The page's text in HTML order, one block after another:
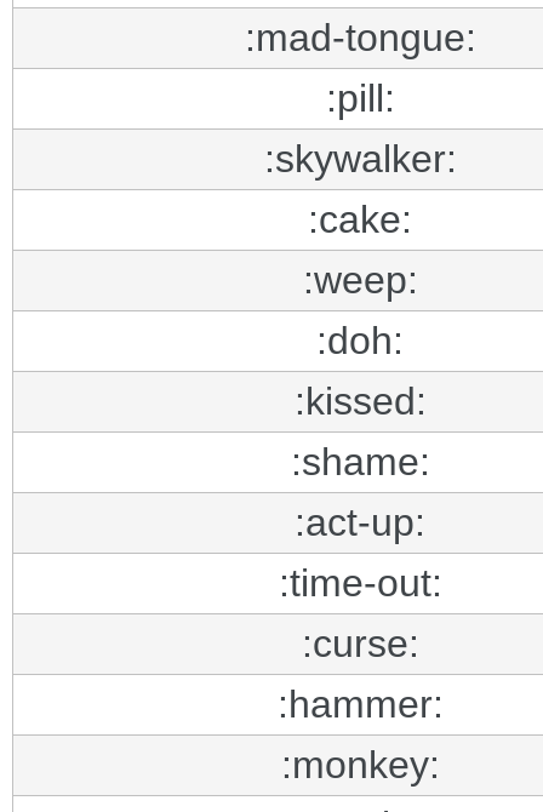
:mad-tongue:
:pill:
:skywalker:
:cake:
:weep:
:doh:
:kissed:
:shame:
:act-up:
:time-out:
:curse:
:hammer:
:monkey: